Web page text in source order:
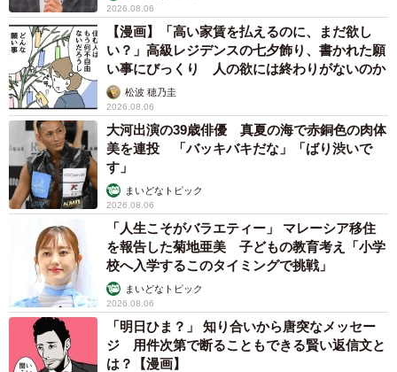
2026.08.06
【漫画】「高い家賃を払えるのに、まだ欲し
い？」高級レジデンスの七夕飾り、書かれた願
い事にびっくり 人の欲には終わりがないのか
松波 穂乃圭
2026.08.06
大河出演の39歳俳優 真夏の海で赤銅色の肉体
美を連投 「バッキバキだな」「ばり渋いで
す」
まいどなトピック
2026.08.06
「人生こそがバラエティー」 マレーシア移住
を報告した菊地亜美 子どもの教育考え「小学
校へ入学するこのタイミングで挑戦」
まいどなトピック
2026.08.06
「明日ひま？」 知り合いから唐突なメッセー
ジ 用件次第で断ることもできる賢い返信文と
は？【漫画】